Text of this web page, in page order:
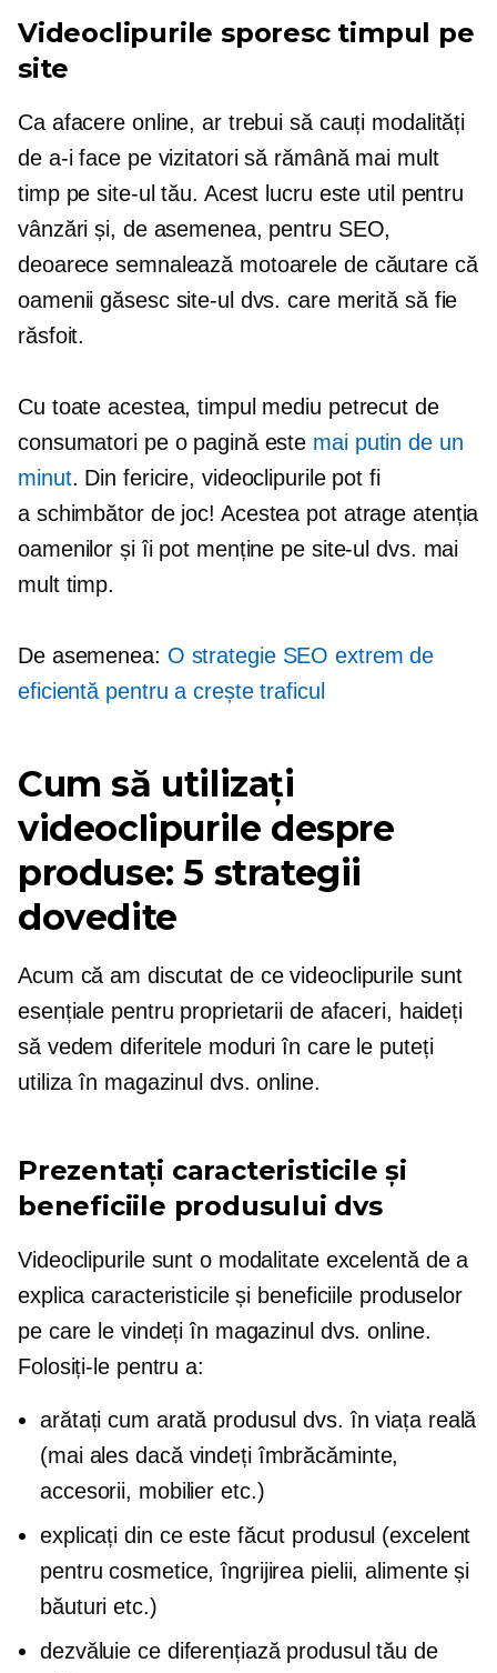
Videoclipurile sporesc timpul pe
site
Ca afacere online, ar trebui să cauți modalități
de a-i face pe vizitatori să rămână mai mult
timp pe site-ul tău. Acest lucru este util pentru
vânzări și, de asemenea, pentru SEO,
deoarece semnalează motoarele de căutare că
oamenii găsesc site-ul dvs. care merită să fie
răsfoit.
Cu toate acestea, timpul mediu petrecut de
consumatori pe o pagină este mai putin de un
minut. Din fericire, videoclipurile pot fi
a schimbător de joc! Acestea pot atrage atenția
oamenilor și îi pot menține pe site-ul dvs. mai
mult timp.
De asemenea: O strategie SEO extrem de
eficientă pentru a crește traficul
Cum să utilizați
videoclipurile despre
produse: 5 strategii
dovedite
Acum că am discutat de ce videoclipurile sunt
esențiale pentru proprietarii de afaceri, haideți
să vedem diferitele moduri în care le puteți
utiliza în magazinul dvs. online.
Prezentați caracteristicile și
beneficiile produsului dvs
Videoclipurile sunt o modalitate excelentă de a
explica caracteristicile și beneficiile produselor
pe care le vindeți în magazinul dvs. online.
Folosiți-le pentru a:
arătați cum arată produsul dvs. în viața reală
(mai ales dacă vindeți îmbrăcăminte,
accesorii, mobilier etc.)
explicați din ce este făcut produsul (excelent
pentru cosmetice, îngrijirea pielii, alimente și
băuturi etc.)
dezvăluie ce diferențiază produsul tău de